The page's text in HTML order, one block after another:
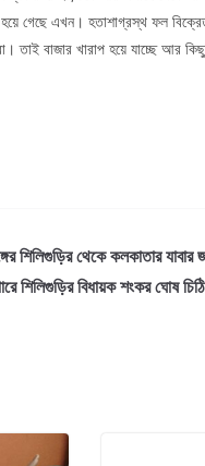
গেছে এখন। হতাশাগ্রস্থ ফল
তাই বাজার খারাপ হয়ে যাচ্ছে আর
শিলিগুড়ির থেকে কলকাতার যাবার
শিলিগুড়ির বিধায়ক শংকর ঘোষ